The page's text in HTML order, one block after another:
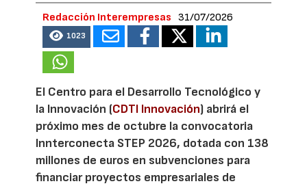
Redacción Interempresas 31/07/2026
1023
El Centro para el Desarrollo Tecnológico y
la Innovación (CDTI Innovación) abrirá el
próximo mes de octubre la convocatoria
Innterconecta STEP 2026, dotada con 138
millones de euros en subvenciones para
financiar proyectos empresariales de